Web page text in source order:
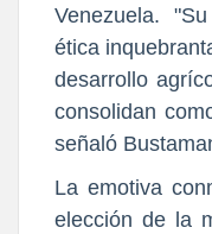
Venezuela.
ética
desarrollo
consolidan
señaló
La emotiva
elección de la